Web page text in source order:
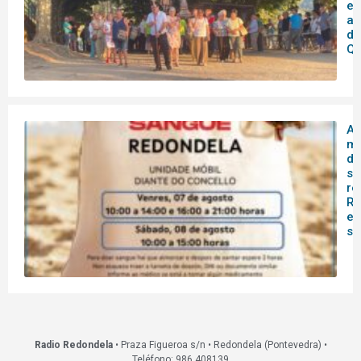
de
A
Radio Redondela• Praza Figueroa s/n • Redondela (Pontevedra) •